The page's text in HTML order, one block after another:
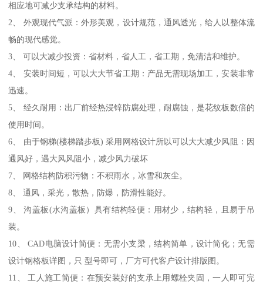
相应地可减少支承结构的材料。
2、 外观现代气派：外形美观，设计规范，通风透光，给人以整体流
畅的现代感觉。
3、 可以大减少投资：省材料，省人工，省工期，免清洁和维护。
4、 安装时间短，可以大大节省工期：产品无需现场加工，安装非常
迅速。
5、 经久耐用：出厂前经热浸锌防腐处理，耐腐蚀，是花纹板数倍的
使用时间。
6、 由于钢梯(楼梯踏步板) 采用网格设计所以可以大大减少风阻：因
通风好，遇大风风阻小，减少风力破坏
7、 网格结构防积污物：不积雨水，冰雪和灰尘。
8、 通风，采光，散热，防爆，防滑性能好。
9、 沟盖板(水沟盖板）具有结构轻便：用材少，结构轻，且易于吊
装。
10、 CAD电脑设计简便：无需小支梁，结构简单，设计简化；无需
设计钢格板详图，只 型号即可，厂方可代客户设计排版图。
11、 工人施工简便：在预安装好的支承上用螺栓夹固，一人即可完